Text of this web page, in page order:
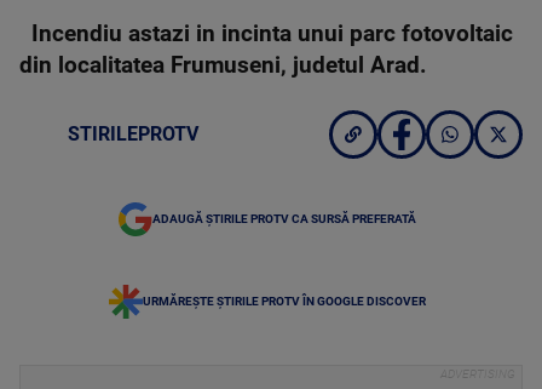
Incendiu astazi in incinta unui parc fotovoltaic
din localitatea Frumuseni, judetul Arad.
STIRILEPROTV
ADAUGĂ ȘTIRILE PROTV CA SURSĂ PREFERATĂ
URMĂREȘTE ȘTIRILE PROTV ÎN GOOGLE DISCOVER